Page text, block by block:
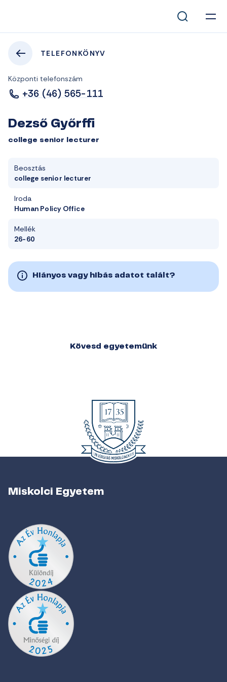
TELEFONKÖNYV
Központi telefonszám
+36 (46) 565-111
Dezső Győrffi
college senior lecturer
Beosztás
college senior lecturer
Iroda
Human Policy Office
Mellék
26-60
Hiányos vagy hibás adatot talált?
Kövesd egyetemünk
Miskolci Egyetem